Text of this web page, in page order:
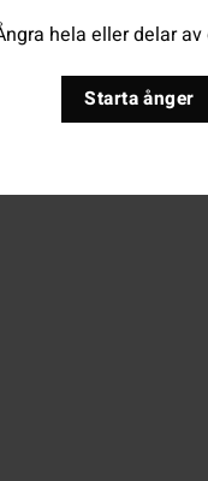
hela eller delar av
Starta ånger